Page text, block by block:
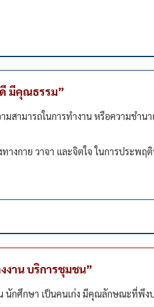
มีคุณธรรม”
มสามารถในการทำงาน หรือความชำน
างกาย วาจา และจิตใจ ในการประพฤ
งาน บริการชุมชน”
นักศึกษา เป็นคนเก่ง มีคุณลักษณะที่พึง